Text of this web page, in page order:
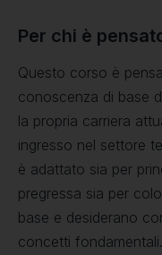
Per chi è
Questo corso è
conoscenza di base
la propria carriera
ingresso nel settore
è adattato sia per
pregressa sia per
base e desiderano
concetti fondamentali.